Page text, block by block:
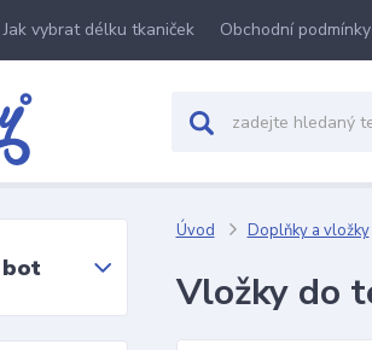
Jak vybrat délku tkaniček Obchodní podmínky
bot
Úvod Doplňky a vložky
Vložky do